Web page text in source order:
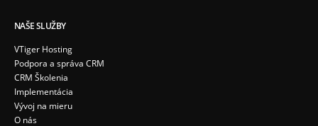
NAŠE SLUŽBY
VTiger Hosting
Podpora a správa CRM
CRM Školenia
Implementácia
Vývoj na mieru
O nás